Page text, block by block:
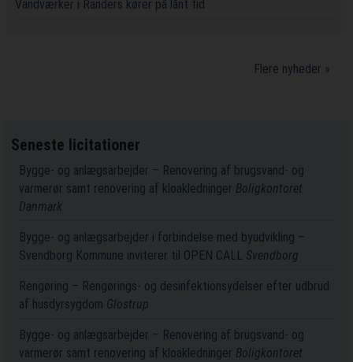
Vandværker i Randers kører på lånt tid
Flere nyheder »
Seneste licitationer
Bygge- og anlægsarbejder – Renovering af brugsvand- og
varmerør samt renovering af kloakledninger Boligkontoret
Danmark
Bygge- og anlægsarbejder i forbindelse med byudvikling –
Svendborg Kommune inviterer til OPEN CALL Svendborg
Rengøring – Rengørings- og desinfektionsydelser efter udbrud
af husdyrsygdom Glostrup
Bygge- og anlægsarbejder – Renovering af brugsvand- og
varmerør samt renovering af kloakledninger Boligkontoret